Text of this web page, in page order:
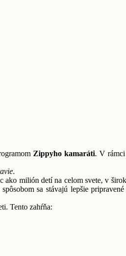
Zippyho kamaráti. V
.
milión detí na celom svete, v
sa stávajú lepšie
Tento zahŕňa: